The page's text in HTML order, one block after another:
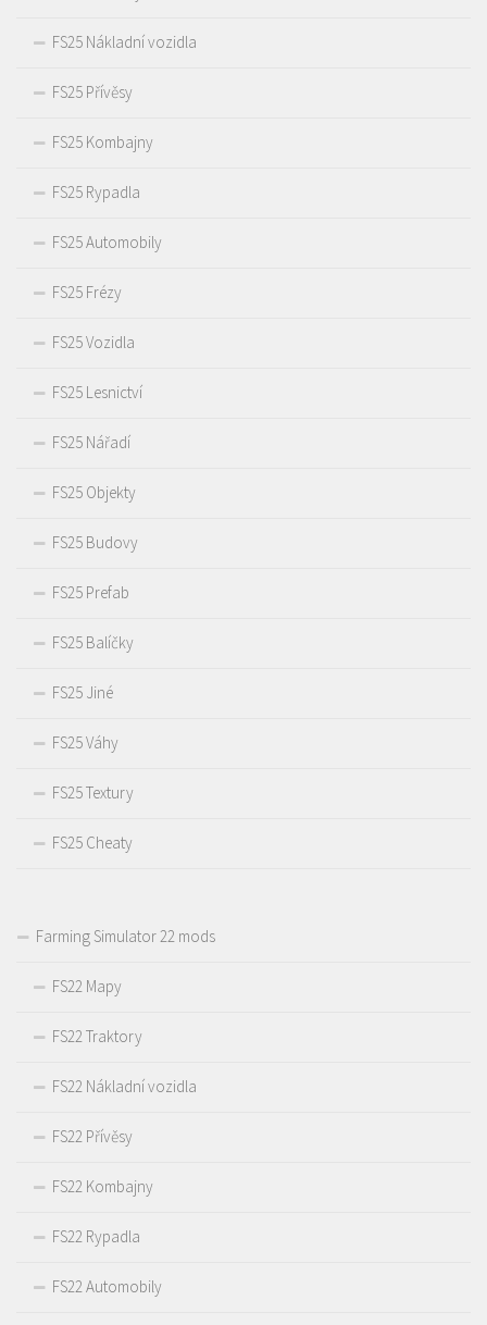
FS25 Nákladní vozidla
FS25 Přívěsy
FS25 Kombajny
FS25 Rypadla
FS25 Automobily
FS25 Frézy
FS25 Vozidla
FS25 Lesnictví
FS25 Nářadí
FS25 Objekty
FS25 Budovy
FS25 Prefab
FS25 Balíčky
FS25 Jiné
FS25 Váhy
FS25 Textury
FS25 Cheaty
Farming Simulator 22 mods
FS22 Mapy
FS22 Traktory
FS22 Nákladní vozidla
FS22 Přívěsy
FS22 Kombajny
FS22 Rypadla
FS22 Automobily